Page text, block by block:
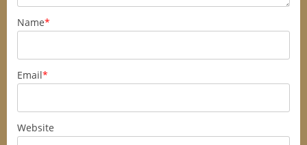
Name*
Email*
Website